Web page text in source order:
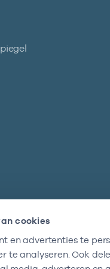
cookies
en advertenties te
te analyseren. Ook
Nieuwsbrief
Altijd op de hoogte